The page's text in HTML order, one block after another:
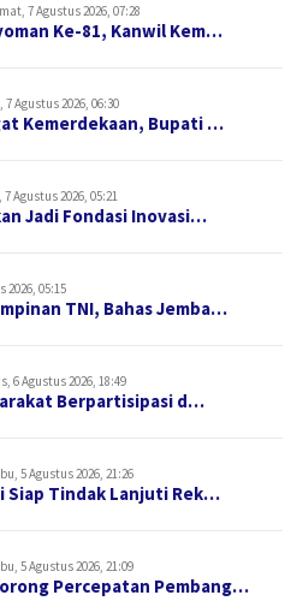
7 Agustus 2026, 07:28
Ke-81, Kanwil Kem…
Agustus 2026, 06:30
Kemerdekaan, Bupati …
Agustus 2026, 05:21
Jadi Fondasi Inovasi…
2026, 05:15
TNI, Bahas Jemba…
6 Agustus 2026, 18:49
Berpartisipasi d…
5 Agustus 2026, 21:26
Siap Tindak Lanjuti Rek…
5 Agustus 2026, 21:09
Percepatan Pembang…